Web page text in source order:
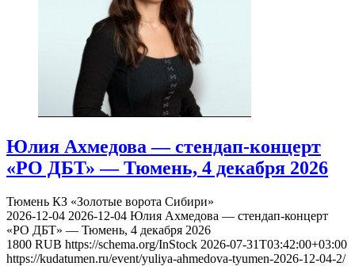
Юлия Ахмедова — стендап-концерт
«РО ДБТ» — Тюмень, 4 декабря 2026
Тюмень КЗ «Золотые ворота Сибири»
2026-12-04 2026-12-04 Юлия Ахмедова — стендап-концерт
«РО ДБТ» — Тюмень, 4 декабря 2026
1800 RUB https://schema.org/InStock 2026-07-31T03:42:00+03:00
https://kudatumen.ru/event/yuliya-ahmedova-tyumen-2026-12-04-2/